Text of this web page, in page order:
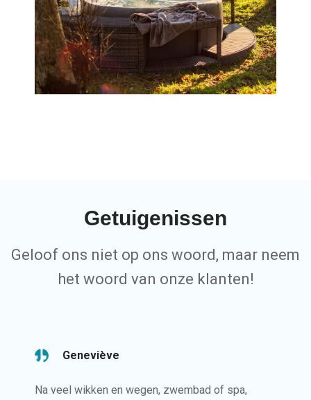
Getuigenissen
Geloof ons niet op ons woord, maar neem
het woord van onze klanten!
Na veel wikken en wegen, zwembad of spa,
Geneviève